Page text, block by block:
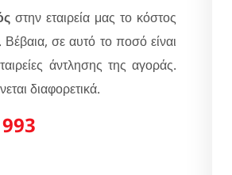
στην εταιρεία μας το κόστος
σε αυτό το ποσό είναι
άντλησης της αγοράς.
διαφορετικά.